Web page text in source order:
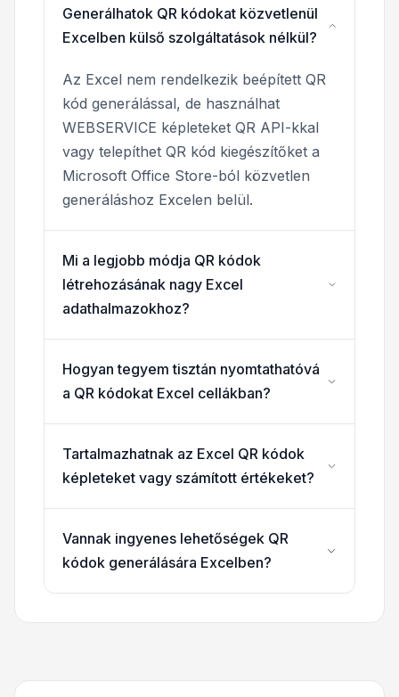
Generálhatok QR kódokat közvetlenül
Excelben külső szolgáltatások nélkül?
Az Excel nem rendelkezik beépített QR
kód generálással, de használhat
WEBSERVICE képleteket QR API-kkal
vagy telepíthet QR kód kiegészítőket a
Microsoft Office Store-ból közvetlen
generáláshoz Excelen belül.
Mi a legjobb módja QR kódok
létrehozásának nagy Excel
adathalmazokhoz?
Hogyan tegyem tisztán nyomtathatóvá
a QR kódokat Excel cellákban?
Tartalmazhatnak az Excel QR kódok
képleteket vagy számított értékeket?
Vannak ingyenes lehetőségek QR
kódok generálására Excelben?